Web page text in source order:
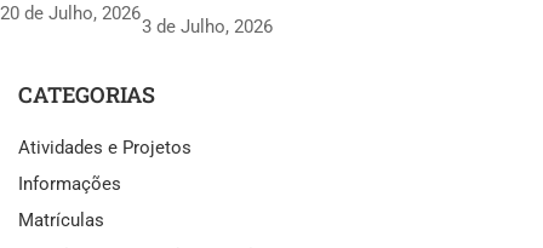
20 de Julho, 2026
3 de Julho, 2026
CATEGORIAS
Atividades e Projetos
Informações
Matrículas